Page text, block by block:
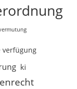
verfügung
ki